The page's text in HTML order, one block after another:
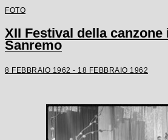
FOTO
XII Festival della canzone
Sanremo
8 FEBBRAIO 1962 - 18 FEBBRAIO 1962